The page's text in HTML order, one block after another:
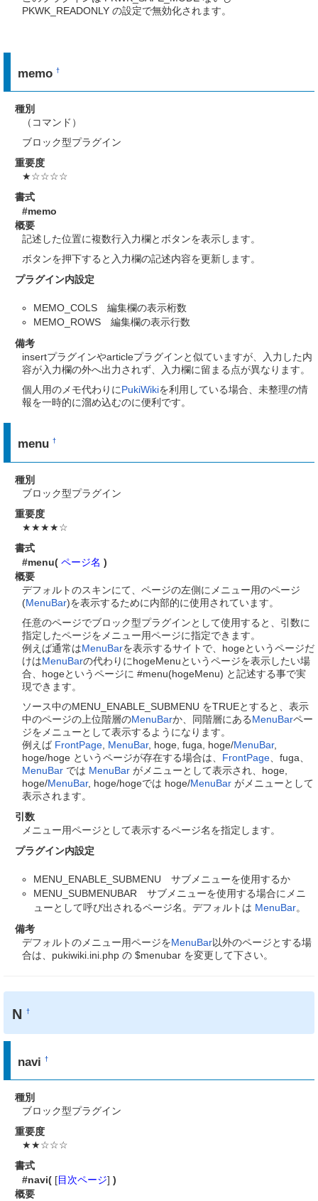
PKWK_READONLY の設定で無効化されます。
memo†
種別
（コマンド）
ブロック型プラグイン
重要度
★☆☆☆☆
書式
#memo
概要
記述した位置に複数行入力欄とボタンを表示します。
ボタンを押下すると入力欄の記述内容を更新します。
プラグイン内設定
MEMO_COLS 編集欄の表示桁数
MEMO_ROWS 編集欄の表示行数
備考
insertプラグインやarticleプラグインと似ていますが、入力した内
容が入力欄の外へ出力されず、入力欄に留まる点が異なります。
個人用のメモ代わりにPukiWikiを利用している場合、未整理の情
報を一時的に溜め込むのに便利です。
menu†
種別
ブロック型プラグイン
重要度
★★★★☆
書式
#menu( ページ名 )
概要
デフォルトのスキンにて、ページの左側にメニュー用のページ
(MenuBar)を表示するために内部的に使用されています。
任意のページでブロック型プラグインとして使用すると、引数に
指定したページをメニュー用ページに指定できます。
例えば通常はMenuBarを表示するサイトで、hogeというページだ
けはMenuBarの代わりにhogeMenuというページを表示したい場
合、hogeというページに #menu(hogeMenu) と記述する事で実
現できます。
ソース中のMENU_ENABLE_SUBMENU をTRUEとすると、表示
中のページの上位階層のMenuBarか、同階層にあるMenuBarペー
ジをメニューとして表示するようになります。
例えば FrontPage MenuBar, hoge, fuga, hoge/MenuBar,
hoge/hoge というページが存在する場合は、 FrontPage 、fuga、
MenuBar では MenuBar がメニューとして表示され、hoge,
hoge/MenuBar, hoge/hogeでは hoge/MenuBar がメニューとして
表示されます。
引数
メニュー用ページとして表示するページ名を指定します。
プラグイン内設定
MENU_ENABLE_SUBMENU サブメニューを使用するか
MENU_SUBMENUBAR サブメニューを使用する場合にメニ
ューとして呼び出されるページ名。デフォルトは MenuBar。
備考
デフォルトのメニュー用ページをMenuBar以外のページとする場
合は、pukiwiki.ini.php の $menubar を変更して下さい。
N†
navi†
種別
ブロック型プラグイン
重要度
★★☆☆☆
書式
#navi( [目次ページ] )
概要